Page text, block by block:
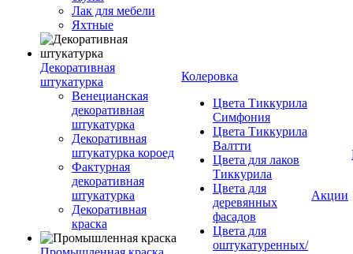
Лак для мебели
Яхтные
Декоративная
штукатурка
Венецианская
декоративная
штукатурка
Декоративная
штукатурка короед
Фактурная
декоративная
штукатурка
Декоративная
краска
Колеровка
Цвета Тиккурила
Симфония
Цвета Тиккурила
Валтти
Цвета для лаков
Тиккурила
Цвета для
деревянных
фасадов
Цвета для
оштукатуренных/
Акции